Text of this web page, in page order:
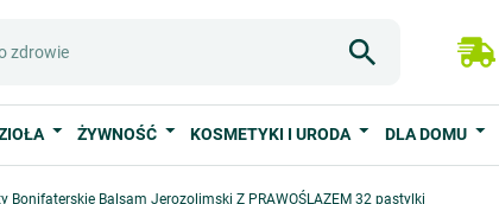
ŻYWNOŚĆ KOSMETYKI I URODA DLA DOMU
Bonifaterskie Balsam Jerozolimski Z PRAWOŚLAZEM 32 pastylki